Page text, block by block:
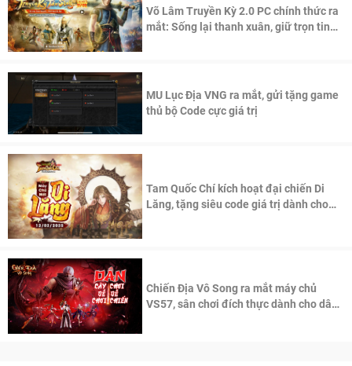
Võ Lâm Truyền Kỳ 2.0 PC chính thức ra
mắt: Sống lại thanh xuân, giữ trọn tinh
MU Lục Địa VNG ra mắt, gửi tặng game
thủ bộ Code cực giá trị
Tam Quốc Chí kích hoạt đại chiến Di
Lăng, tặng siêu code giá trị dành cho
Chiến Địa Vô Song ra mắt máy chủ
VS57, sân chơi đích thực dành cho dân